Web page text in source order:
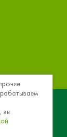
и
вы